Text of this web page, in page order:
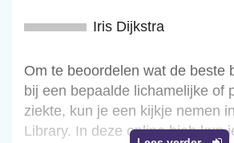
Iris Dijkstra
Om te beoordelen wat de beste
bij een bepaalde lichamelijke of
ziekte, kun je een kijkje nemen
Library. In deze online bieb kun